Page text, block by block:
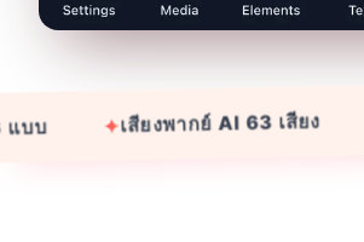
✦เสียงพากย์ AI 63 เสียง ✦86 ภา